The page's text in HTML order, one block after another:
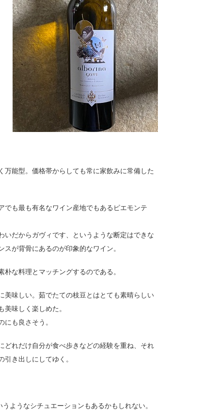
能型。価格帯からしても常に家飲みに常備した
も最も有名なワイン産地でもあるピエモンテ
だからガヴィです、というような断定はできな
が背骨にあるのが印象的なワイン。
な料理とマッチングするのである。
美味しい。茹でたての枝豆とはとても素晴らしい
味しく楽しめた。
も良さそう。
どれだけ自分が食べ歩きなどの経験を重ね、それ
き出しにしてゆく。
ようなシチュエーションもあるかもしれない。